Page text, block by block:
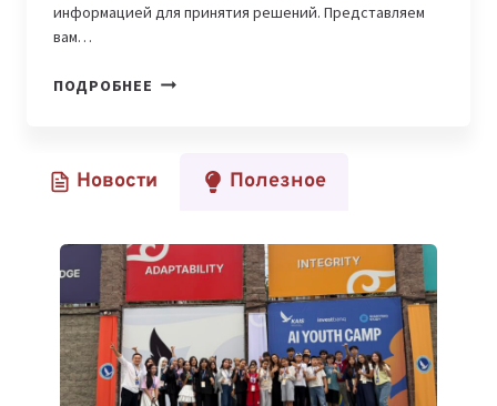
информацией для принятия решений. Представляем
вам…
ПОДРОБНЕЕ ГДЕ
АНАЛИТИКА:
ОНЛАЙН-
Новости Полезное